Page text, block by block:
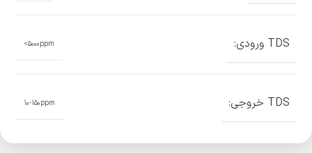
TDS ورودی: 5000ppm>
TDS خروجی: 10-150ppm